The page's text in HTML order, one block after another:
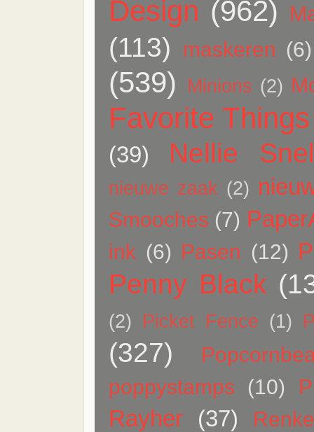
Design (962)
(113) maskeren (6)
(539) Minions (2)
Favorite Things
(39) Nellie
nieuwe zaak (2)
Smooches (7)
ink (6) Pasen (12)
Penny Black
(2) Picket Fence (1)
(327)
poppystamps
(10)
Rayher (37) Renke